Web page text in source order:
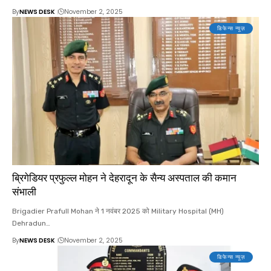
ByNEWS DESK November 2, 2025
डिफेन्स न्यूज़
ब्रिगेडियर प्रफुल्ल मोहन ने देहरादून के सैन्य अस्पताल की कमान
संभाली
Brigadier Prafull Mohan ने 1 नवंबर 2025 को Military Hospital (MH)
Dehradun…
ByNEWS DESK November 2, 2025
डिफेन्स न्यूज़